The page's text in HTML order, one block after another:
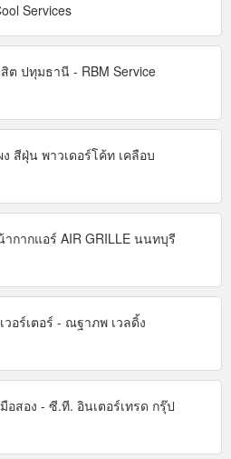
Services
ต ปทุมธานี - RBM Service
สีฝุ่น พาวเดอร์โค้ท เคลือบ
กากแอร์ AIR GRILLE นนทบุรี
วอร์เตอร์ - ณฐาภพ เวลดิ้ง
อสอง - ซี.ที. อินเตอร์เทรด กรุ๊ป